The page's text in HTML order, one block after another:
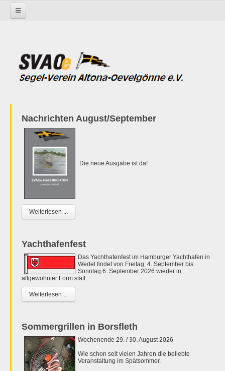
Nachrichten August/September
Die neue Ausgabe ist da!
Weiterlesen ...
Yachthafenfest
Das Yachthafenfest im Hamburger Yachthafen in
Wedel findet von Freitag, 4. September bis
Sonntag 6. September 2026 wieder in
altgewohnter Form statt
Weiterlesen ...
Sommergrillen in Borsfleth
Wochenende 29. / 30. August 2026
Wie schon seit vielen Jahren die beliebte
Veranstaltung im Spätsommer.